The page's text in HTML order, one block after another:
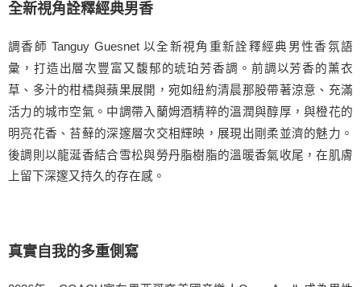
全新視角詮釋經典男香
調香師 Tanguy Guesnet 以全新視角重新詮釋經典男性香氛語
彙，打造出層次豐富又馥郁的琥珀芳香調。前調以芳香的薰衣
草、多汁的柑橘與蘋果展開，宛如紐約清晨那股帶著涼意、充滿
活力的城市空氣。中調帶入蘭姆酒精粹的溫潤與醇厚，與橙花的
明亮花香、苔蘚的深邃層次交相輝映，展現出剛柔並濟的魅力。
後調則以龍涎香結合雪松與勞丹脂樹脂的溫暖香氣收尾，在肌膚
上留下深邃又持久的存在感。
真實自我的多重側寫